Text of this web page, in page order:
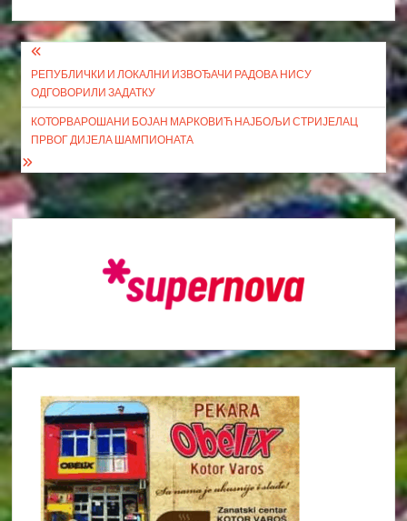
Кретање
чланка
РЕПУБЛИЧКИ И ЛОКАЛНИ ИЗВОЂАЧИ РАДОВА НИСУ
ОДГОВОРИЛИ ЗАДАТКУ
КОТОРВАРОШАНИ БОЈАН МАРКОВИЋ НАЈБОЉИ СТРИЈЕЛАЦ
ПРВОГ ДИЈЕЛА ШАМПИОНАТА